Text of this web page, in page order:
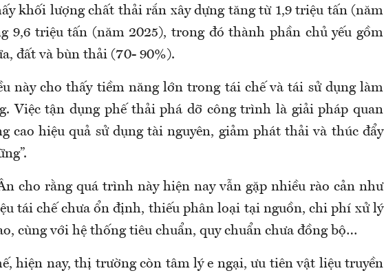
khối lượng chất thải rắn xây dựng tăng từ 1,9 triệu tấn (năm
9,6 triệu tấn (năm 2025), trong đó thành phần chủ yếu gồm
đất và bùn thải (70- 90%).
này cho thấy tiềm năng lớn trong tái chế và tái sử dụng làm
Việc tận dụng phế thải phá dỡ công trình là giải pháp quan
cao hiệu quả sử dụng tài nguyên, giảm phát thải và thúc đẩy
cho rằng quá trình này hiện nay vẫn gặp nhiều rào cản như
tái chế chưa ổn định, thiếu phân loại tại nguồn, chi phí xử lý
cùng với hệ thống tiêu chuẩn, quy chuẩn chưa đồng bộ…
hiện nay, thị trường còn tâm lý e ngại, ưu tiên vật liệu truyền